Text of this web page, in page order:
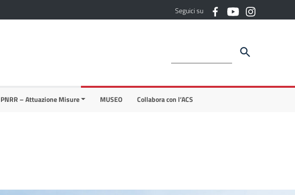
Seguici su
PNRR – Attuazione Misure MUSEO Collabora con l’ACS